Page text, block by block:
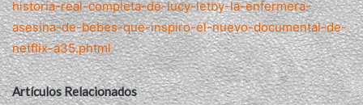
historia-real-completa-de-lucy-letby-la-enfermera-
asesina-de-bebes-que-inspiro-el-nuevo-documental-de-
netflix-a35.phtml
Artículos Relacionados